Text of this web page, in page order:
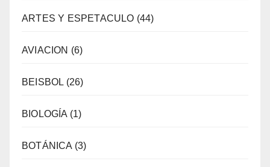
ARTES Y ESPETACULO (44)
AVIACION (6)
BEISBOL (26)
BIOLOGÍA (1)
BOTÁNICA (3)